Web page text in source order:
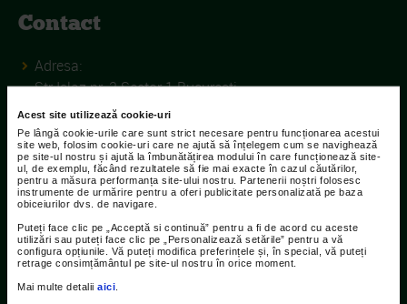
Acest site utilizează cookie-uri
Pe lângă cookie-urile care sunt strict necesare pentru funcționarea acestui
site web, folosim cookie-uri care ne ajută să înțelegem cum se navighează
pe site-ul nostru și ajută la îmbunătățirea modului în care funcționează site-
ul, de exemplu, făcând rezultatele să fie mai exacte în cazul căutărilor,
pentru a măsura performanța site-ului nostru. Partenerii noștri folosesc
instrumente de urmărire pentru a oferi publicitate personalizată pe baza
obiceiurilor dvs. de navigare.
Puteți face clic pe „Acceptă si continuă” pentru a fi de acord cu aceste
utilizări sau puteți face clic pe „Personalizează setările” pentru a vă
configura opțiunile. Vă puteți modifica preferințele și, în special, vă puteți
retrage consimțământul pe site-ul nostru în orice moment.
Mai multe detalii aici
Contact
Adresa:
Str Islaz nr. 2 Sector 1 Bucuresti
Telefoane:
021.207.9136 / 021.207.9137
Fax:
021.207.9141